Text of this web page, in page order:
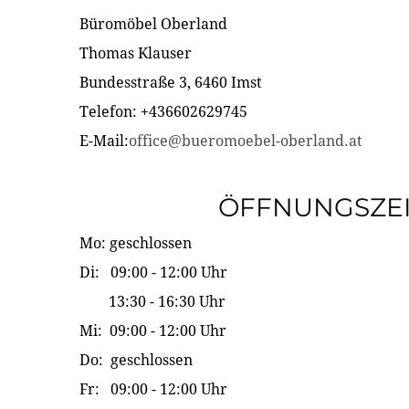
Büromöbel Oberland
Thomas Klauser
Bundesstraße 3, 6460 Imst
Telefon: +436602629745
E-Mail:office@bueromoebel-oberland.at
Mo: geschlossen
Di: 09:00 - 12:00 Uhr
13:30 - 16:30 Uhr
Mi: 09:00 - 12:00 Uhr
Do: geschlossen
Fr: 09:00 - 12:00 Uhr